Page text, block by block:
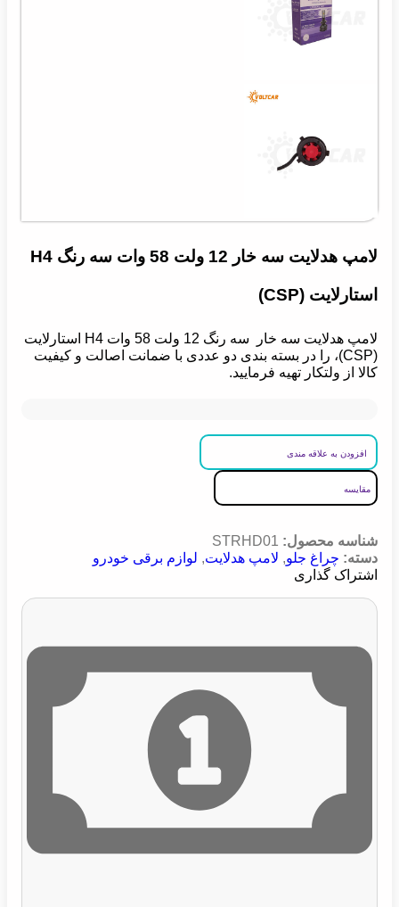
لامپ هدلایت سه خار 12 ولت 58 وات سه رنگ H4
استارلایت (CSP)
لامپ هدلایت سه خار سه رنگ 12 ولت 58 وات H4 استارلایت
(CSP)، را در بسته بندی دو عددی با ضمانت اصالت و کیفیت
کالا از ولتکار تهیه فرمایید.
افزودن به علاقه مندی
مقایسه
شناسه محصول: STRHD01
دسته: چراغ جلو, لامپ هدلایت, لوازم برقی خودرو
اشتراک گذاری